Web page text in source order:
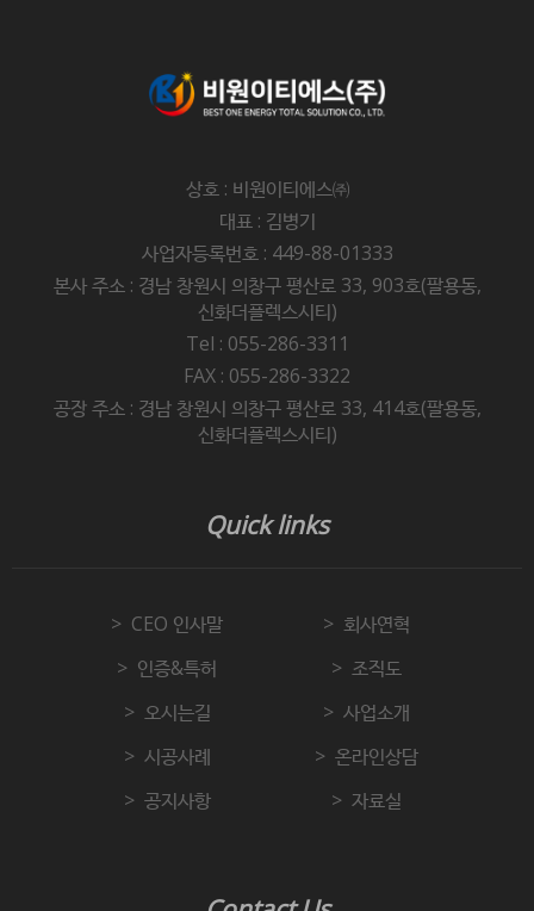
상호 : 비원이티에스㈜
대표 : 김병기
사업자등록번호 : 449-88-01333
본사 주소 : 경남 창원시 의창구 평산로 33, 903호(팔용동,
신화더플렉스시티)
Tel : 055-286-3311
FAX : 055-286-3322
공장 주소 : 경남 창원시 의창구 평산로 33, 414호(팔용동,
신화더플렉스시티)
Quick links
CEO 인사말
회사연혁
인증&특허
조직도
오시는길
사업소개
시공사례
온라인상담
공지사항
자료실